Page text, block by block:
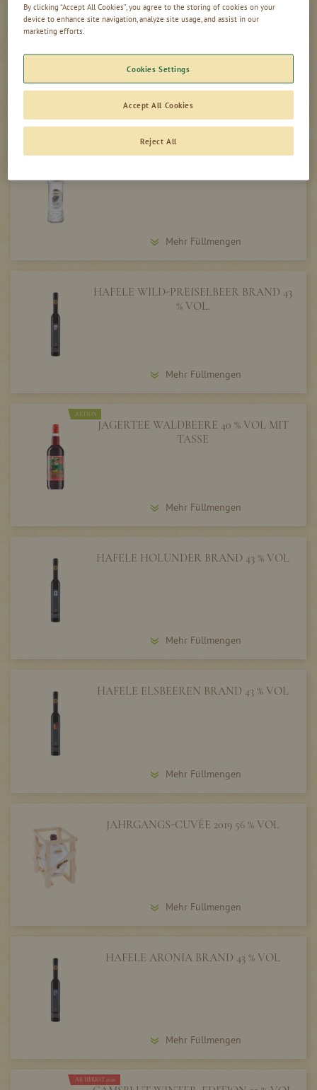
WILD WALDBEEREN LIKÖR 16 % VOL
Mehr Füllmengen
HOLUNDER SCHNAPS 40 % VOL
Mehr Füllmengen
HAFELE WILD-PREISELBEER BRAND 43
% VOL.
Mehr Füllmengen
AKTION
JAGERTEE WALDBEERE 40 % VOL MIT
TASSE
Mehr Füllmengen
HAFELE HOLUNDER BRAND 43 % VOL
Mehr Füllmengen
HAFELE ELSBEEREN BRAND 43 % VOL
Mehr Füllmengen
JAHRGANGS-CUVÉE 2019 56 % VOL
Mehr Füllmengen
HAFELE ARONIA BRAND 43 % VOL
Mehr Füllmengen
AB HERBST 2026
By clicking “Accept All Cookies”, you agree to the storing of cookies on your
device to enhance site navigation, analyze site usage, and assist in our
marketing efforts.
Cookies Settings
Reject All
Accept All Cookies